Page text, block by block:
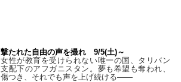
撃たれた自由の声を撮れ 9/5(土)～
女性が教育を受けられない唯一の国、タリバン
支配下のアフガニスタン。夢も希望も奪われ、
傷つき、それでも声を上げ続ける——